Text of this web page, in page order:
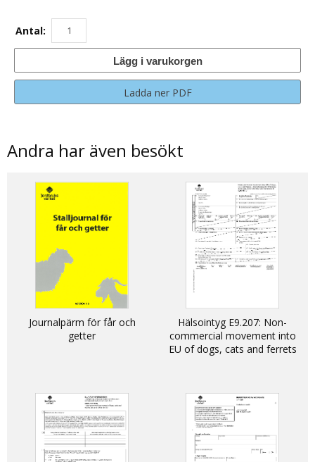
Antal:
Lägg i varukorgen
Ladda ner PDF
Andra har även besökt
Journalpärm för får och
getter
Hälsointyg E9.207: Non-
commercial movement into
EU of dogs, cats and ferrets